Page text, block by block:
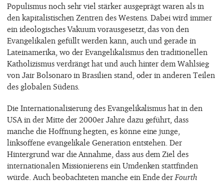
Populismus noch sehr viel stärker ausgeprägt waren als in
den kapitalistischen Zentren des Westens. Dabei wird immer
ein ideologisches Vakuum vorausgesetzt, das von den
Evangelikalen gefüllt werden kann, auch und gerade in
Lateinamerika, wo der Evangelikalismus den traditionellen
Katholizismus verdrängt hat und auch hinter dem Wahlsieg
von Jair Bolsonaro in Brasilien stand, oder in anderen Teilen
des globalen Südens.
Die Internationalisierung des Evangelikalismus hat in den
USA in der Mitte der 2000er Jahre dazu geführt, dass
manche die Hoffnung hegten, es könne eine junge,
linksoffene evangelikale Generation entstehen. Der
Hintergrund war die Annahme, dass aus dem Ziel des
internationalen Missionierens ein Umdenken stattfinden
würde. Auch beobachteten manche ein Ende derFourth